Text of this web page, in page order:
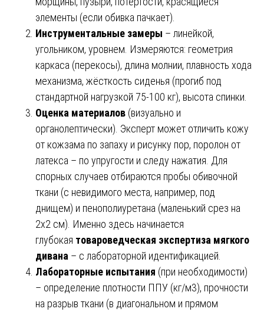
элементы (если обивка пачкает).
Инструментальные замеры – линейкой,
угольником, уровнем. Измеряются: геометрия
каркаса (перекосы), длина молнии, плавность хода
механизма, жёсткость сиденья (прогиб под
стандартной нагрузкой 75-100 кг), высота спинки.
Оценка материалов (визуально и
органолептически). Эксперт может отличить кожу
от кожзама по запаху и рисунку пор, поролон от
латекса – по упругости и следу нажатия. Для
спорных случаев отбираются пробы обивочной
ткани (с невидимого места, например, под
днищем) и пенополиуретана (маленький срез на
2х2 см). Именно здесь начинается
глубокая товароведческая экспертиза мягкого
дивана – с лабораторной идентификацией.
Лабораторные испытания (при необходимости)
– определение плотности ППУ (кг/м3), прочности
на разрыв ткани (в диагональном и прямом